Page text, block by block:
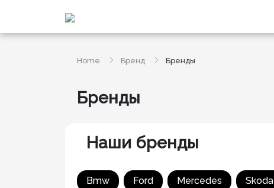
Home Бренд Бренды
Бренды
Наши бренды
Bmw Ford Mercedes Skoda